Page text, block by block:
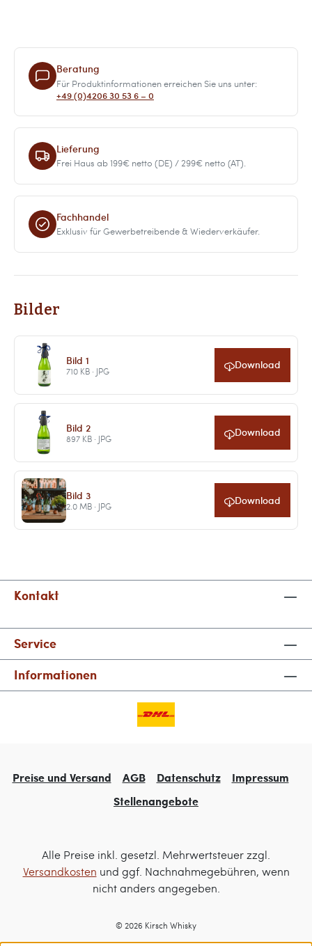
Beratung
Für Produktinformationen erreichen Sie uns unter:
+49 (0)4206 30 53 6 – 0
Lieferung
Frei Haus ab 199€ netto (DE) / 299€ netto (AT).
Fachhandel
Exklusiv für Gewerbetreibende & Wiederverkäufer.
Bilder
Bild 1
710 KB · JPG Download
Bild 2
897 KB · JPG Download
Bild 3
2.0 MB · JPG Download
Kontakt
Service
Informationen
Preise und Versand AGB Datenschutz
Impressum
Stellenangebote
Alle Preise inkl. gesetzl. Mehrwertsteuer zzgl.
Versandkosten und ggf. Nachnahmegebühren, wenn
nicht anders angegeben.
© 2026 Kirsch Whisky